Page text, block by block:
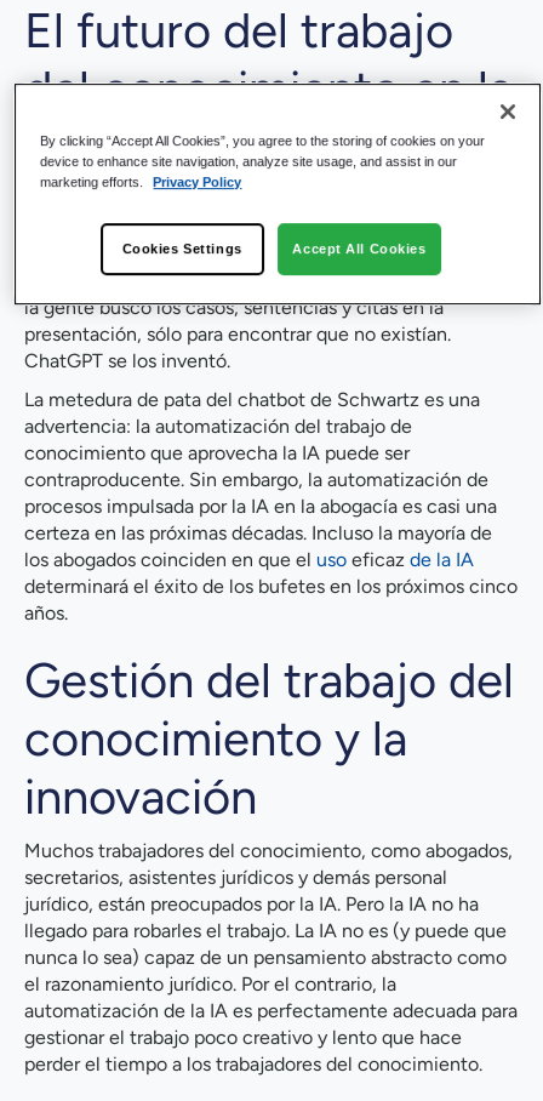
El futuro del trabajo
del conocimiento en la
abogacía
neoyorquino especializado en lesiones personales, saltó a
los titulares por utilizar ChatGPT para ayudar a redactar
un expediente judicial. Schwartz fue descubierto cuando
la gente buscó los casos, sentencias y citas en la
presentación, sólo para encontrar que no existían.
ChatGPT se los inventó.
La metedura de pata del chatbot de Schwartz es una
advertencia: la automatización del trabajo de
conocimiento que aprovecha la IA puede ser
contraproducente. Sin embargo, la automatización de
procesos impulsada por la IA en la abogacía es casi una
certeza en las próximas décadas. Incluso la mayoría de
los abogados coinciden en que el uso eficaz de la IA
determinará el éxito de los bufetes en los próximos cinco
años.
Gestión del trabajo del
conocimiento y la
innovación
Muchos trabajadores del conocimiento, como abogados,
secretarios, asistentes jurídicos y demás personal
jurídico, están preocupados por la IA. Pero la IA no ha
llegado para robarles el trabajo. La IA no es (y puede que
nunca lo sea) capaz de un pensamiento abstracto como
el razonamiento jurídico. Por el contrario, la
automatización de la IA es perfectamente adecuada para
gestionar el trabajo poco creativo y lento que hace
perder el tiempo a los trabajadores del conocimiento.
By clicking “Accept All Cookies”, you agree to the storing of cookies on your
device to enhance site navigation, analyze site usage, and assist in our
marketing efforts.
Privacy Policy
Cookies Settings Accept All Cookies